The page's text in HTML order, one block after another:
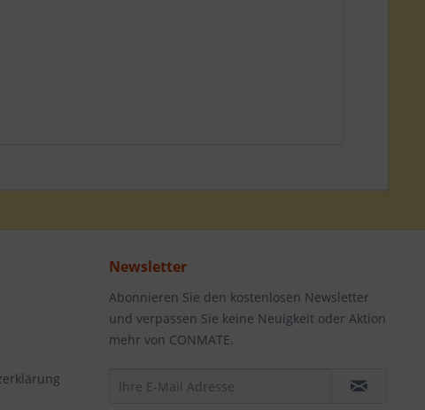
Newsletter
Abonnieren Sie den kostenlosen Newsletter
und verpassen Sie keine Neuigkeit oder Aktion
mehr von CONMATE.